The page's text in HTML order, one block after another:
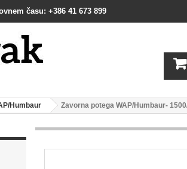
času: +386 41 673 899
Humbaur Zavorna potega WAP/Humbaur-